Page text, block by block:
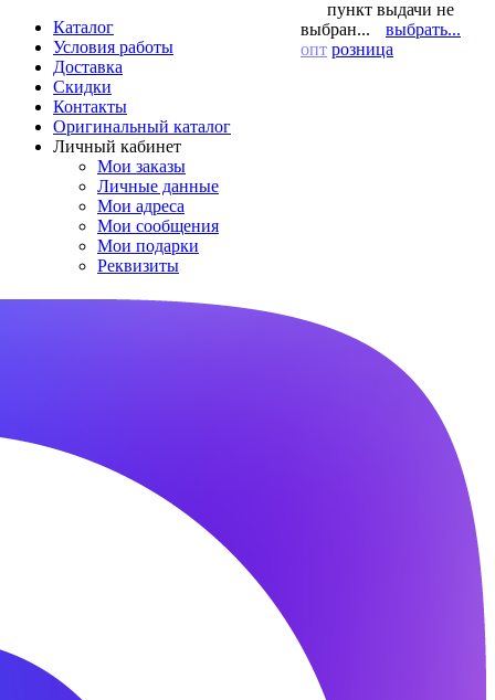
Каталог
Условия работы
Доставка
Скидки
Контакты
Оригинальный каталог
Личный кабинет
Мои заказы
Личные данные
Мои адреса
Мои сообщения
Мои подарки
Реквизиты
пункт выдачи не
выбран...
выбрать...
опт розница